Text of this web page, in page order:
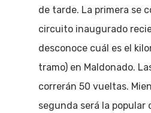
de tarde. La primera se
circuito inaugurado
desconoce cuál es el
tramo) en Maldonado.
correrán 50 vueltas.
segunda será la popular